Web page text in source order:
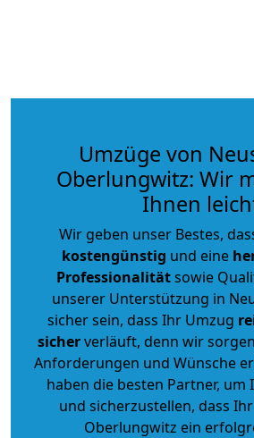
Umzüge von
Oberlungwitz: Wir
Ihnen
Wir geben unser Bestes,
kostengünstig und eine
Professionalitätsowie
unserer Unterstützung in
sicher sein, dass Ihr Umzug
sicherverläuft, denn wir
Anforderungen und Wünsche
haben die besten Partner, um
und sicherzustellen, dass
Oberlungwitz ein